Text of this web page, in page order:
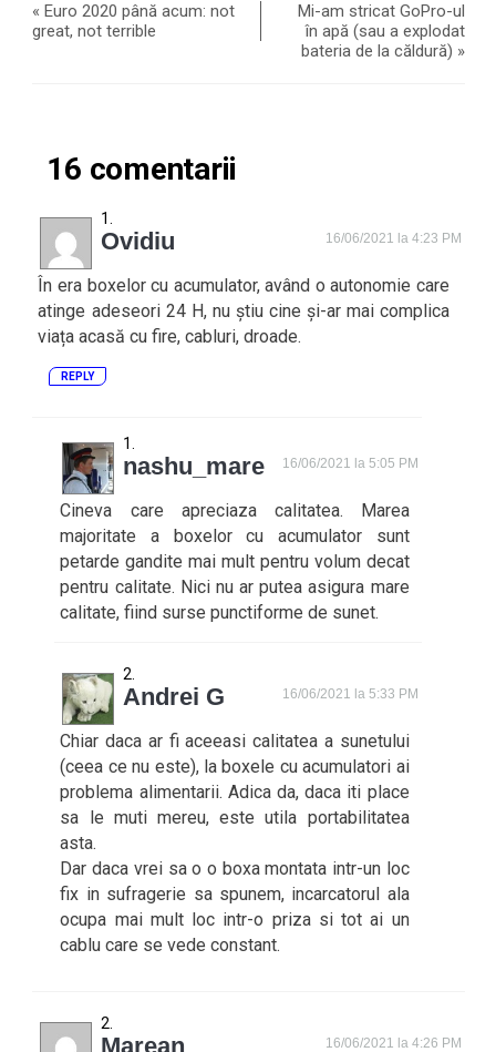
« Euro 2020 până acum: not
great, not terrible
Mi-am stricat GoPro-ul
în apă (sau a explodat
bateria de la căldură) »
16 comentarii
Ovidiu 16/06/2021 la 4:23 PM
În era boxelor cu acumulator, având o autonomie care
atinge adeseori 24 H, nu știu cine și-ar mai complica
viața acasă cu fire, cabluri, droade.
REPLY
nashu_mare 16/06/2021 la 5:05 PM
Cineva care apreciaza calitatea. Marea
majoritate a boxelor cu acumulator sunt
petarde gandite mai mult pentru volum decat
pentru calitate. Nici nu ar putea asigura mare
calitate, fiind surse punctiforme de sunet.
Andrei G 16/06/2021 la 5:33 PM
Chiar daca ar fi aceeasi calitatea a sunetului
(ceea ce nu este), la boxele cu acumulatori ai
problema alimentarii. Adica da, daca iti place
sa le muti mereu, este utila portabilitatea
asta.
Dar daca vrei sa o o boxa montata intr-un loc
fix in sufragerie sa spunem, incarcatorul ala
ocupa mai mult loc intr-o priza si tot ai un
cablu care se vede constant.
Marean 16/06/2021 la 4:26 PM